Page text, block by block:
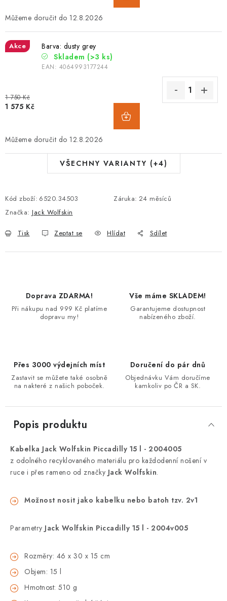
12.8.2026
Akce
Barva: dusty grey
Skladem (>3 ks)
EAN: 4064993177244
1 750 Kč
1 575 Kč
12.8.2026
VŠECHNY VARIANTY (+4)
Kód zboží: 6520.34503 Záruka: 24 měsíců
Značka: Jack Wolfskin
Tisk Zeptat se Hlídat Sdílet
Doprava ZDARMA!
Při nákupu nad 999 Kč platíme
dopravu my!
Vše máme SKLADEM!
Garantujeme dostupnost
nabízeného zboží.
Přes 3000 výdejních míst
Zastavit se můžete také osobně
na nakteré z našich poboček.
Doručení do pár dnů
Objednávku Vám doručíme
kamkoliv po ČR a SK.
Popis produktu
Kabelka Jack Wolfskin Piccadilly 15 l - 2004005
z odolného recyklovaného materiálu pro každodenní nošení v
ruce i přes rameno od značky Jack Wolfskin.
Možnost nosit jako kabelku nebo batoh tzv. 2v1
Parametry Jack Wolfskin Piccadilly 15 l - 2004v005
Rozměry: 46 x 30 x 15 cm
Objem: 15 l
Hmotnost: 510 g